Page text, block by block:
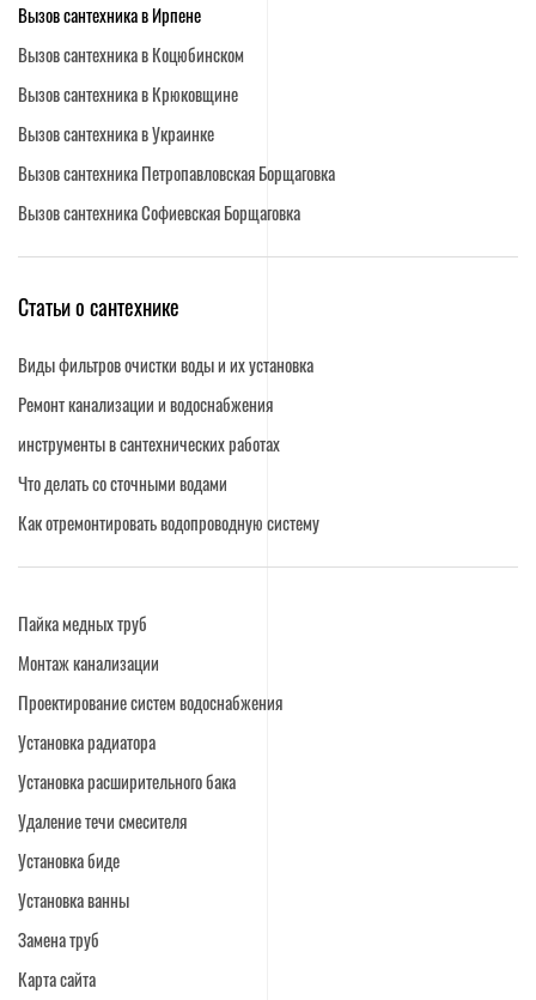
Вызов сантехника в Ирпене
Вызов сантехника в Коцюбинском
Вызов сантехника в Крюковщине
Вызов сантехника в Украинке
Вызов сантехника Петропавловская Борщаговка
Вызов сантехника Софиевская Борщаговка
Cтатьи о сантехнике
Виды фильтров очистки воды и их установка
Ремонт канализации и водоснабжения
инструменты в сантехнических работах
Что делать со сточными водами
Как отремонтировать водопроводную систему
Пайка медных труб
Монтаж канализации
Проектирование систем водоснабжения
Установка радиатора
Установка расширительного бака
Удаление течи смесителя
Установка биде
Установка ванны
Замена труб
Карта сайта